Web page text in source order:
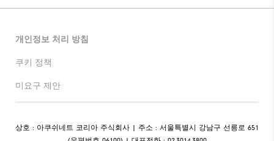
개인정보 처리 방침
쿠키 정책
미요구 제안
상호 : 아쿠쉬네트 코리아 주식회사 | 주소 : 서울특별시 강남구 선릉로 651